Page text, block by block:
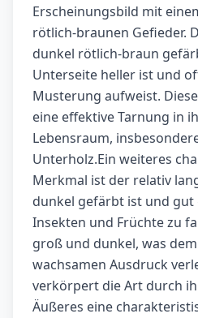
Erscheinungsbild mit
rötlich-braunen Gefieder.
dunkel rötlich-braun
Unterseite heller ist und
Musterung aufweist.
eine effektive Tarnung in
Lebensraum,
Unterholz.Ein weiteres
Merkmal ist der relativ
dunkel gefärbt ist und gut
Insekten und Früchte zu
groß und dunkel, was
wachsamen Ausdruck
verkörpert die Art durch
Äußeres eine